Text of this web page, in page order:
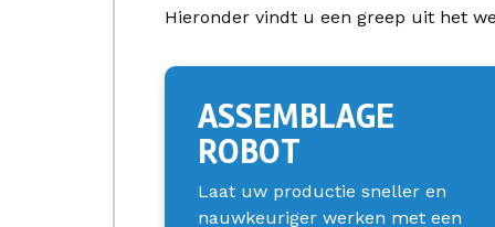
Hieronder vindt u een greep uit het
ASSEMBLAGE
ROBOT
Laat uw productie sneller en
nauwkeuriger werken met een